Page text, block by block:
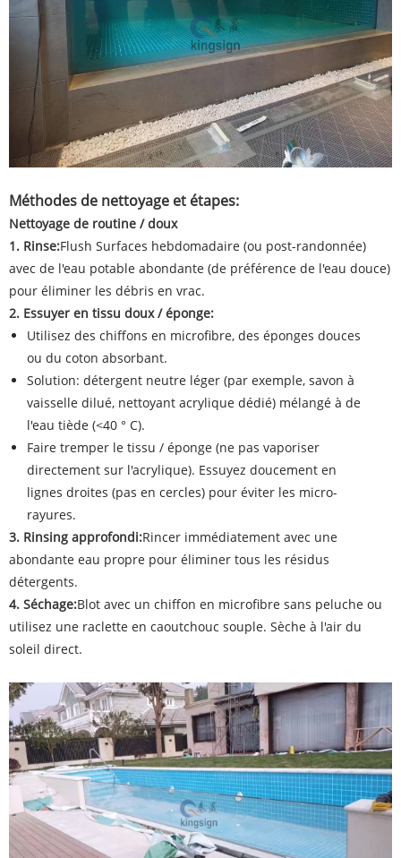
Méthodes de nettoyage et étapes:
Nettoyage de routine / doux
1. Rinse:Flush Surfaces hebdomadaire (ou post-randonnée)
avec de l'eau potable abondante (de préférence de l'eau douce)
pour éliminer les débris en vrac.
2. Essuyer en tissu doux / éponge:
Utilisez des chiffons en microfibre, des éponges douces
ou du coton absorbant.
Solution: détergent neutre léger (par exemple, savon à
vaisselle dilué, nettoyant acrylique dédié) mélangé à de
l'eau tiède (<40 ° C).
Faire tremper le tissu / éponge (ne pas vaporiser
directement sur l'acrylique). Essuyez doucement en
lignes droites (pas en cercles) pour éviter les micro-
rayures.
3. Rinsing approfondi:Rincer immédiatement avec une
abondante eau propre pour éliminer tous les résidus
détergents.
4. Séchage:Blot avec un chiffon en microfibre sans peluche ou
utilisez une raclette en caoutchouc souple. Sèche à l'air du
soleil direct.